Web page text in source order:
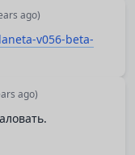
ago)
v056-beta-
ago)